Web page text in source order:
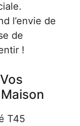
l’envie de
de
!
T45